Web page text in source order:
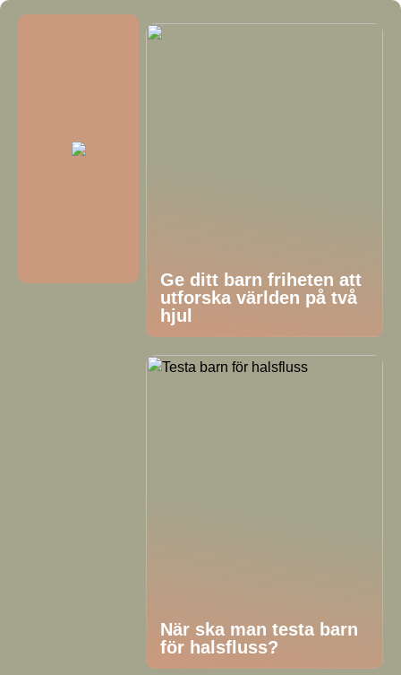
Ge ditt barn friheten att
utforska världen på två
hjul
När ska man testa barn
för halsfluss?